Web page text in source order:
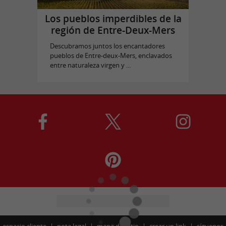
Los pueblos imperdibles de la
región de Entre-Deux-Mers
Descubramos juntos los encantadores
pueblos de Entre-deux-Mers, enclavados
entre naturaleza virgen y ...